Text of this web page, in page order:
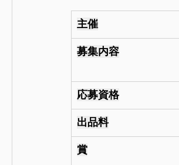
主催
募集内容
応募資格
出品料
賞